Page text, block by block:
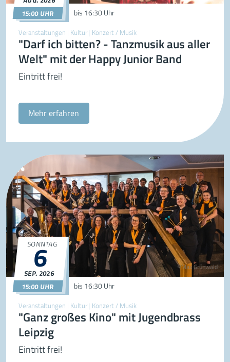
Veranstaltungen Kultur Konzert / Musik
"Darf ich bitten? - Tanzmusik aus aller
Welt" mit der Happy Junior Band
15:00 UHR
30.08.2026
15:00
bis 16:30 Uhr
Eintritt frei!
Mehr erfahren
©Max Grünwald
Veranstaltungen Kultur Konzert / Musik
"Ganz großes Kino" mit Jugendbrass
Leipzig
SONNTAG
6
SEP.2026
15:00 UHR
06.09.2026
15:00
bis 16:30 Uhr
Eintritt frei!